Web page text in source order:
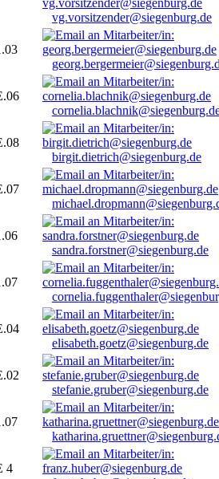
vg.vorsitzender@siegenburg.de
birgit.dietrich@siegenburg.de
sandra.forstner@siegenburg.de
elisabeth.goetz@siegenburg.de
stefanie.gruber@siegenburg.de
4